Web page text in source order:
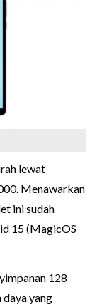
lewat
Menawarkan
ini sudah
15 (MagicOS
128
daya yang